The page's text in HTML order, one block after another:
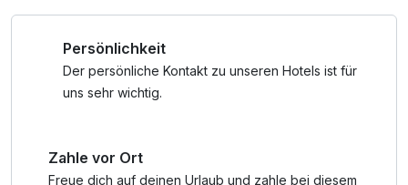
Persönlichkeit
Der persönliche Kontakt zu unseren Hotels ist für
uns sehr wichtig.
Zahle vor Ort
Freue dich auf deinen Urlaub und zahle bei diesem